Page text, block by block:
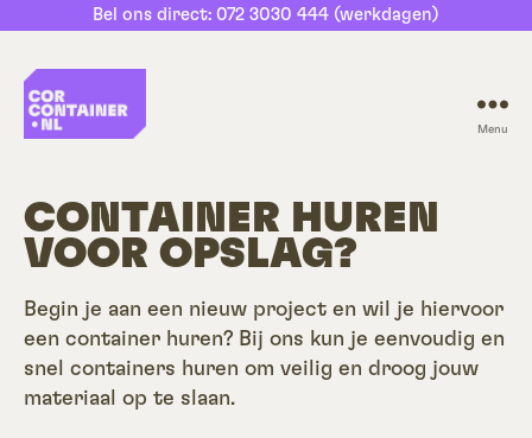
Bel ons direct: 072 3030 444 (werkdagen)
Menu
CONTAINER HUREN
VOOR OPSLAG?
Begin je aan een nieuw project en wil je hiervoor
een container huren? Bij ons kun je eenvoudig en
snel containers huren om veilig en droog jouw
materiaal op te slaan.